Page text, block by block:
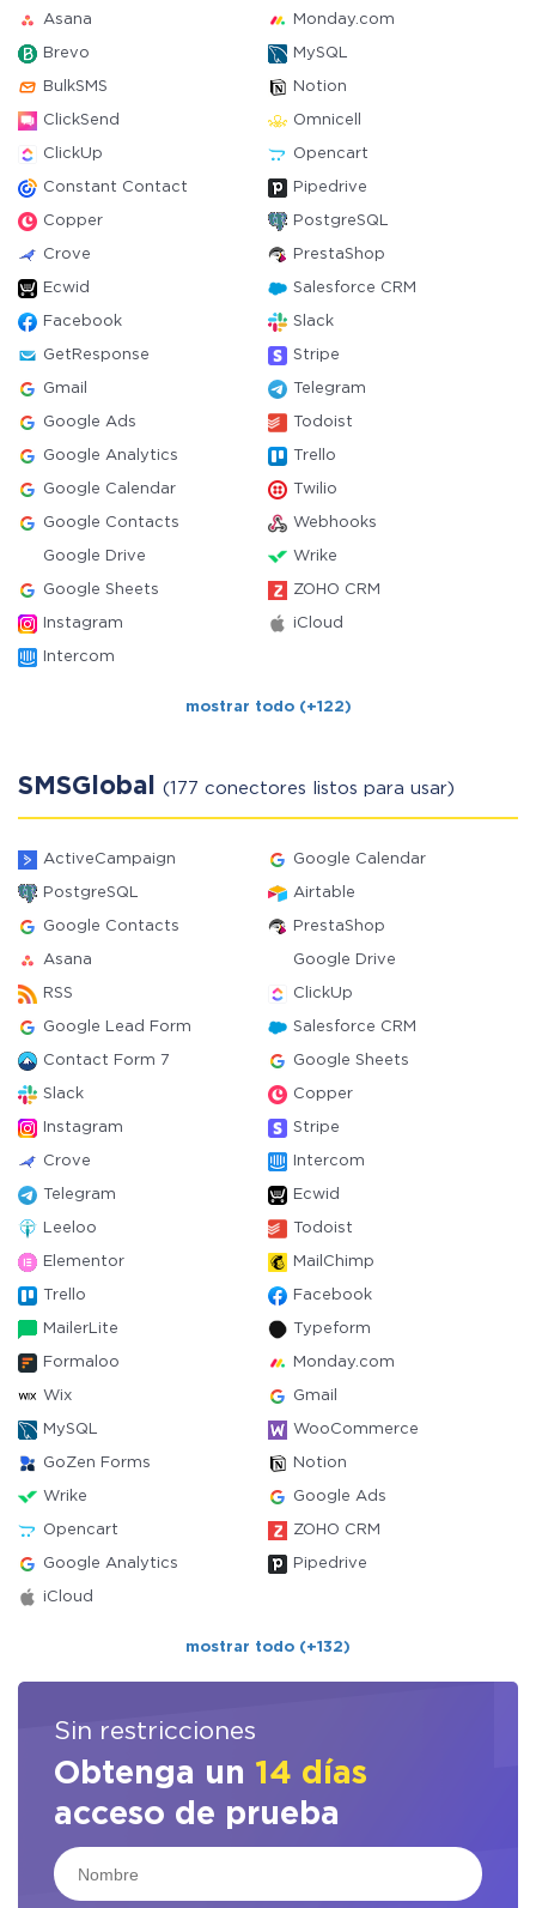
Asana Monday.com
Brevo MySQL
BulkSMS Notion
ClickSend Omnicell
ClickUp Opencart
Constant Contact Pipedrive
Copper PostgreSQL
Crove PrestaShop
Ecwid Salesforce CRM
Facebook Slack
GetResponse Stripe
Gmail Telegram
Google Ads Todoist
Google Analytics Trello
Google Calendar Twilio
Google Contacts Webhooks
Google Drive Wrike
Google Sheets ZOHO CRM
Instagram iCloud
Intercom
mostrar todo (+122)
SMSGlobal (177 conectores listos para usar)
ActiveCampaign Google Calendar
PostgreSQL Airtable
Google Contacts PrestaShop
Asana Google Drive
RSS ClickUp
Google Lead Form Salesforce CRM
Contact Form 7 Google Sheets
Slack Copper
Instagram Stripe
Crove Intercom
Telegram Ecwid
Leeloo Todoist
Elementor MailChimp
Trello Facebook
MailerLite Typeform
Formaloo Monday.com
Wix Gmail
MySQL WooCommerce
GoZen Forms Notion
Wrike Google Ads
Opencart ZOHO CRM
Google Analytics Pipedrive
iCloud
mostrar todo (+132)
Sin restricciones
Obtenga un 14 días
acceso de prueba